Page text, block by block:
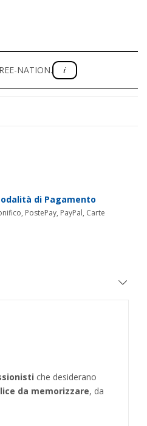
NATION.
di Pagamento
PostePay, PayPal, Carte
che desiderano
da memorizzare, da